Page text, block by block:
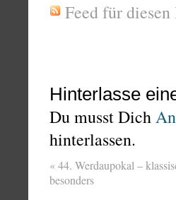
Feed für
Hinterlasse
Du musst Dich
hinterlassen.
«44. Werdaupokal –
besonders